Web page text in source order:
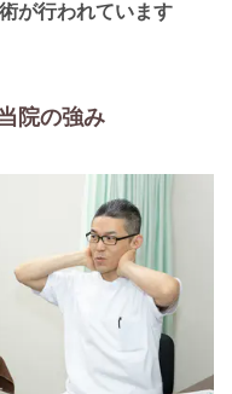
が行われています
院の強み